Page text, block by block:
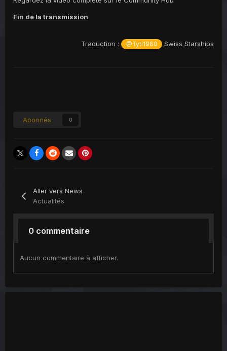
Fin de la transmission
Traduction : @Tyti1980 Swiss Starships
Abonnés 0
Aller vers News
Actualités
0 commentaire
Aucun commentaire à afficher.